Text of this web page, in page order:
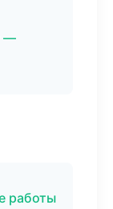
—
работы